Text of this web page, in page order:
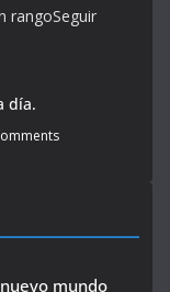
rangoSeguir
día.
mundo